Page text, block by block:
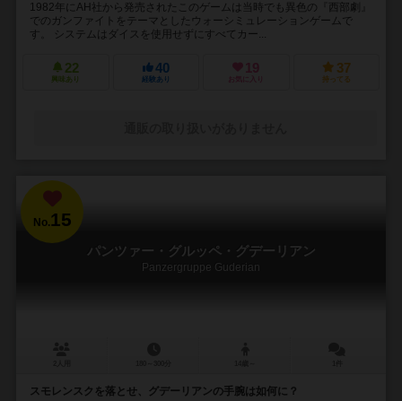
1982年にAH社から発売されたこのゲームは当時でも異色の『西部劇』
でのガンファイトをテーマとしたウォーシミュレーションゲームで
す。 システムはダイスを使用せずにすべてカー...
22
興味あり
40
経験あり
19
お気に入り
37
持ってる
No.15
パンツァー・グルッペ・グデーリアン
Panzergruppe Guderian
スモレンスクを落とせ、グデーリアンの手腕は如何に？